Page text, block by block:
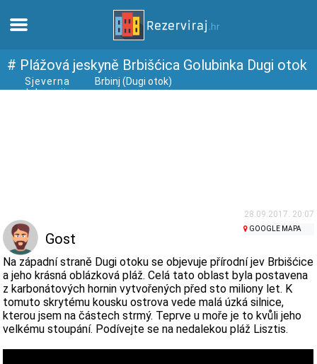
Domů
Webkamery
Seznamte se s Chorvatskem
Muzea
# Plážová jeskyně Brbišćica Golubinka Dugi otok
Sjeverna
dalmacija
Brbinj (Dugi otok)
28.09.2017. 20:07
Gost
GOOGLE MAPA
Na západní straně Dugi otoku se objevuje přírodní jev Brbišćice
a jeho krásná oblázková pláž. Celá tato oblast byla postavena
z karbonátových hornin vytvořených před sto miliony let. K
tomuto skrytému kousku ostrova vede malá úzká silnice,
kterou jsem na částech strmý. Teprve u moře je to kvůli jeho
velkému stoupání. Podívejte se na nedalekou pláž Lisztis.